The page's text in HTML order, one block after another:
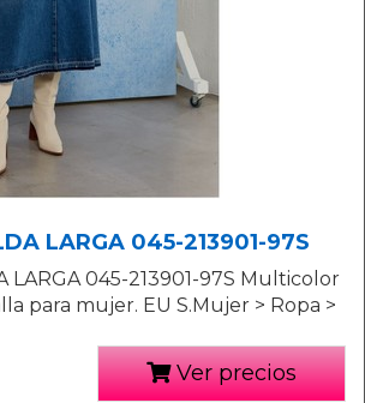
LARGA 045-213901-97S
LARGA 045-213901-97S Multicolor
para mujer. EU S.Mujer > Ropa >
Ver precios